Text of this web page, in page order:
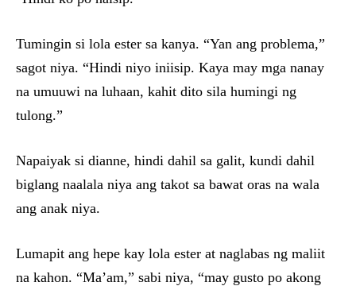
Tumingin si lola ester sa kanya. “Yan ang problema,”
sagot niya. “Hindi niyo iniisip. Kaya may mga nanay
na umuuwi na luhaan, kahit dito sila humingi ng
tulong.”
Napaiyak si dianne, hindi dahil sa galit, kundi dahil
biglang naalala niya ang takot sa bawat oras na wala
ang anak niya.
Lumapit ang hepe kay lola ester at naglabas ng maliit
na kahon. “Ma’am,” sabi niya, “may gusto po akong